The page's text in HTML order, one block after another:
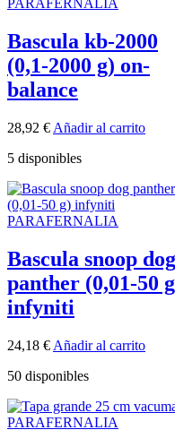
PARAFERNALIA
Bascula kb-2000
(0,1-2000 g) on-
balance
28,92 € Añadir al carrito
5 disponibles
PARAFERNALIA
Bascula snoop dog
panther (0,01-50
infyniti
24,18 € Añadir al carrito
50 disponibles
PARAFERNALIA